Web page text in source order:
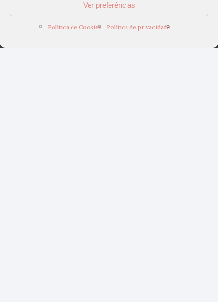
Ver preferências
Política de Cookies Política de privacidade